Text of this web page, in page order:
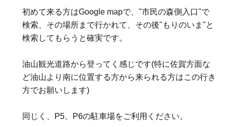
初めて来る方はGoogle mapで、"市民の森側入口"で
検索、その場所まで行かれて、その後"もりのいま"と
検索してもらうと確実です。
油山観光道路から登ってく感じです(特に佐賀方面な
ど油山より南に位置する方から来られる方はこの行き
方でお願いします)
同じく、P5、P6の駐車場をご利用ください。